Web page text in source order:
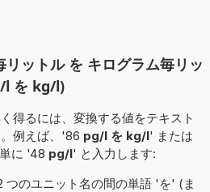
ットル を キログラム毎リッ
l を kg/l)
得るには、変換する値をテキスト
例えば、'86 pg/l を kg/l' または
に '48 pg/l' と入力します:
つのユニット名の間の単語 'を' (ま